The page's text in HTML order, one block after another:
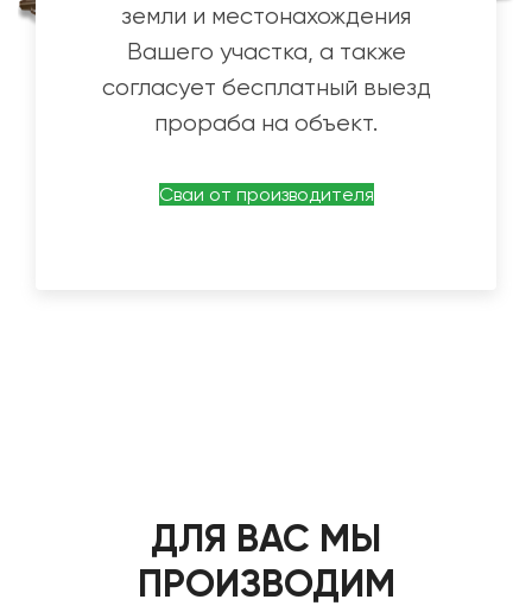
земли и местонахождения
Вашего участка, а также
согласует бесплатный выезд
прораба на объект.
Сваи от производителя
ДЛЯ ВАС МЫ
ПРОИЗВОДИМ